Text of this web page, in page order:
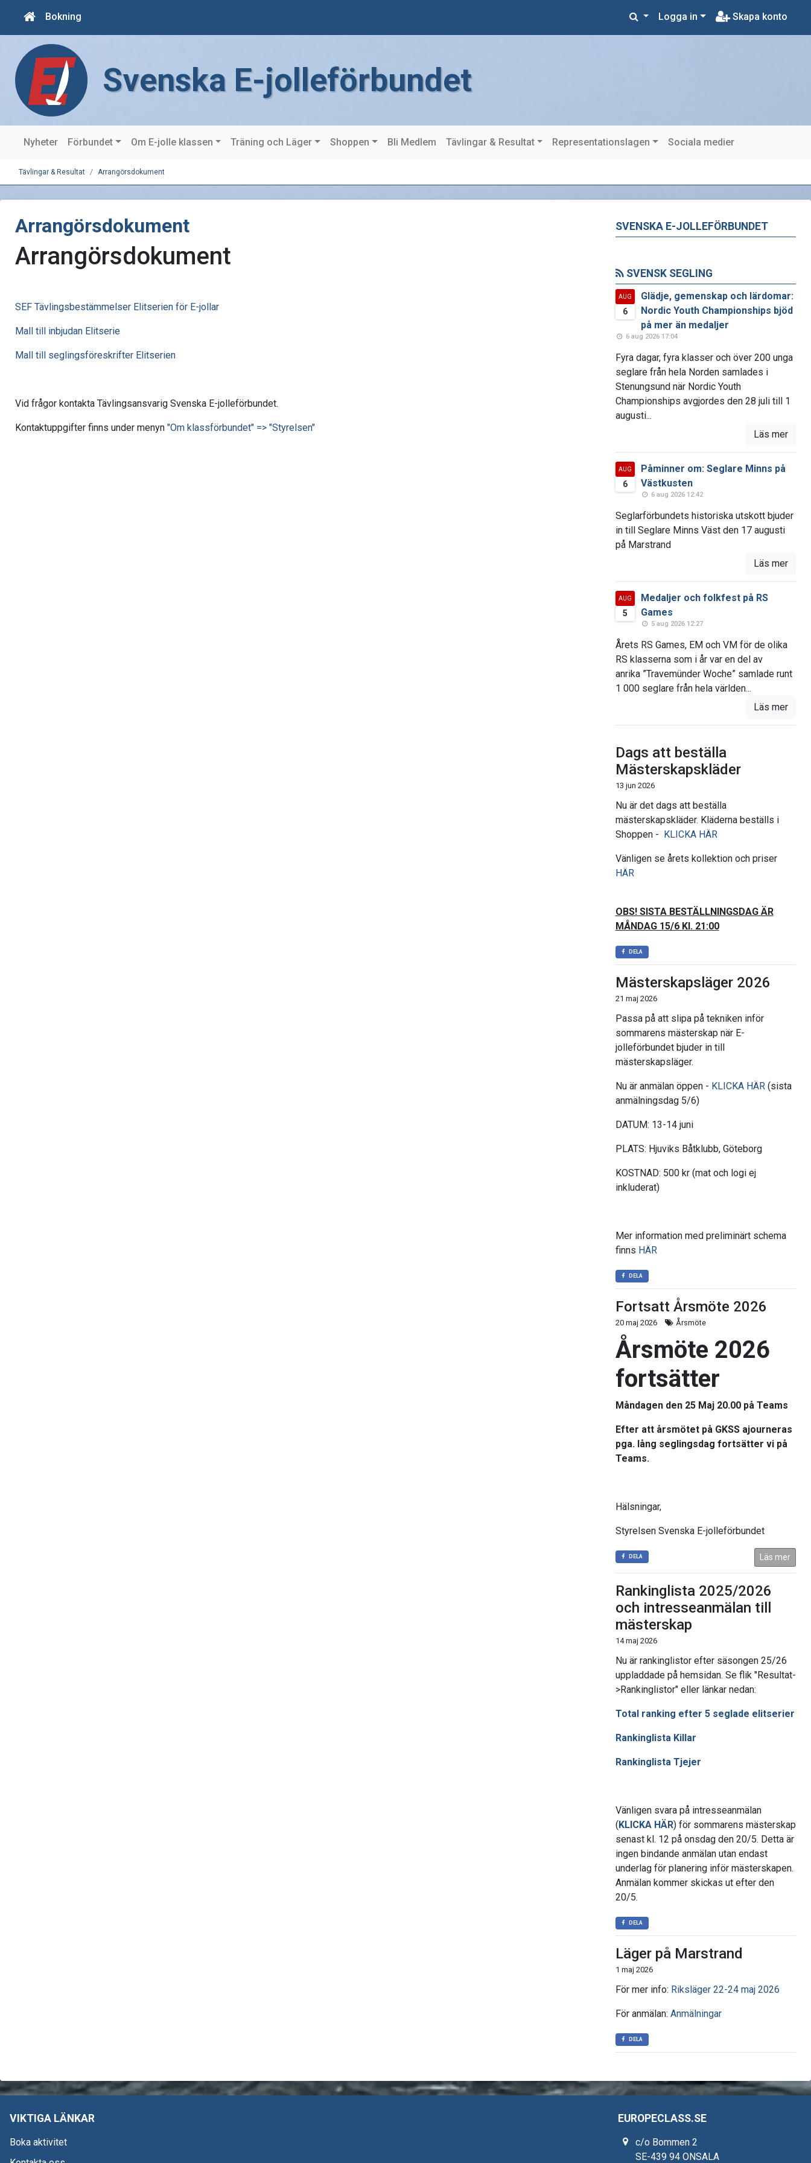
Bokning Logga in Skapa konto
Svenska E-jolleförbundet
Nyheter Förbundet Om E-jolle klassen Träning och Läger Shoppen Bli Medlem Tävlingar & Resultat Representationslagen Sociala medier
Tävlingar & Resultat Arrangörsdokument
Arrangörsdokument
Arrangörsdokument
SEF Tävlingsbestämmelser Elitserien för E-jollar
Mall till inbjudan Elitserie
Mall till seglingsföreskrifter Elitserien
Vid frågor kontakta Tävlingsansvarig Svenska E-jolleförbundet.
Kontaktuppgifter finns under menyn "Om klassförbundet" => "Styrelsen"
SVENSKA E-JOLLEFÖRBUNDET
SVENSK SEGLING
AUG
6
Glädje, gemenskap och lärdomar:
Nordic Youth Championships bjöd
på mer än medaljer
6 aug 2026 17:04
Fyra dagar, fyra klasser och över 200 unga
seglare från hela Norden samlades i
Stenungsund när Nordic Youth
Championships avgjordes den 28 juli till 1
augusti...
Läs mer
AUG
6
Påminner om: Seglare Minns på
Västkusten
6 aug 2026 12:42
Seglarförbundets historiska utskott bjuder
in till Seglare Minns Väst den 17 augusti
på Marstrand
Läs mer
AUG
5
Medaljer och folkfest på RS
Games
5 aug 2026 12:27
Årets RS Games, EM och VM för de olika
RS klasserna som i år var en del av
anrika ”Travemünder Woche” samlade runt
1 000 seglare från hela världen...
Läs mer
Dags att beställa
Mästerskapskläder
13 jun 2026
Nu är det dags att beställa
mästerskapskläder. Kläderna beställs i
Shoppen - KLICKA HÄR
Vänligen se årets kollektion och priser
HÄR
OBS! SISTA BESTÄLLNINGSDAG ÄR
MÅNDAG 15/6 Kl. 21:00
DELA
Mästerskapsläger 2026
21 maj 2026
Passa på att slipa på tekniken inför
sommarens mästerskap när E-
jolleförbundet bjuder in till
mästerskapsläger.
Nu är anmälan öppen - KLICKA HÄR(sista
anmälningsdag 5/6)
DATUM: 13-14 juni
PLATS: Hjuviks Båtklubb, Göteborg
KOSTNAD: 500 kr (mat och logi ej
inkluderat)
Mer information med preliminärt schema
finns HÄR
DELA
Fortsatt Årsmöte 2026
20 maj 2026 Årsmöte
Årsmöte 2026
fortsätter
Måndagen den 25 Maj 20.00 på Teams
Efter att årsmötet på GKSSajourneras
pga. lång seglingsdag fortsätter vi på
Teams.
Hälsningar,
Styrelsen Svenska E-jolleförbundet
DELA Läs mer
Rankinglista 2025/2026
och intresseanmälan till
mästerskap
14 maj 2026
Nu är rankinglistor efter säsongen 25/26
uppladdade på hemsidan. Se flik "Resultat-
>Rankinglistor" eller länkar nedan:
Total ranking efter 5 seglade elitserier
Rankinglista Killar
Rankinglista Tjejer
Vänligen svara på intresseanmälan
(KLICKA HÄR) för sommarens mästerskap
senast kl. 12 på onsdag den 20/5. Detta är
ingen bindande anmälan utan endast
underlag för planering inför mästerskapen.
Anmälan kommer skickas ut efter den
20/5.
DELA
Läger på Marstrand
1 maj 2026
För mer info: Riksläger 22-24 maj 2026
För anmälan: Anmälningar
DELA
VIKTIGA LÄNKAR
Boka aktivitet
EUROPECLASS.SE
c/o Bommen 2
SE-439 94 ONSALA